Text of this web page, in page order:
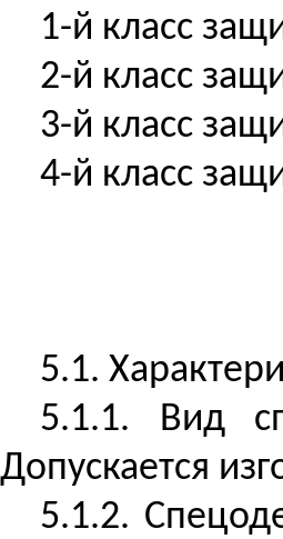
1-й класс
2-й класс
3-й класс
4-й класс
5.1.
5.1.1. Вид
Допускается
5.1.2.